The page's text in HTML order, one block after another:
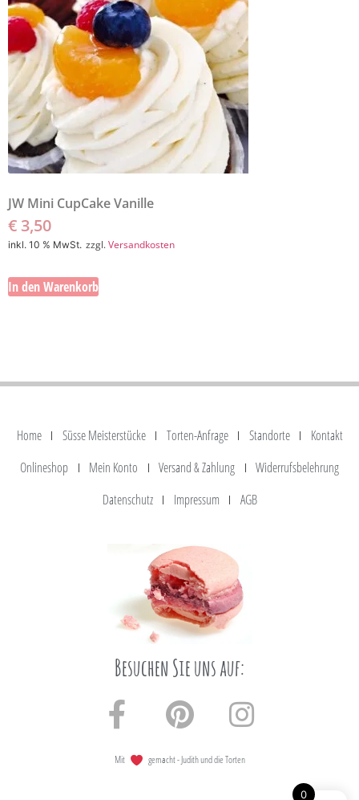
JW Mini CupCake Vanille
€ 3,50
inkl. 10 % MwSt. zzgl.Versandkosten
In den Warenkorb
Home Süsse Meisterstücke Torten-Anfrage Standorte
Kontakt
Onlineshop
Mein Konto Versand & Zahlung
Widerrufsbelehrung
Datenschutz
Impressum AGB
Besuchen Sie uns auf:
Mit gemacht - Judith und die Torten
0